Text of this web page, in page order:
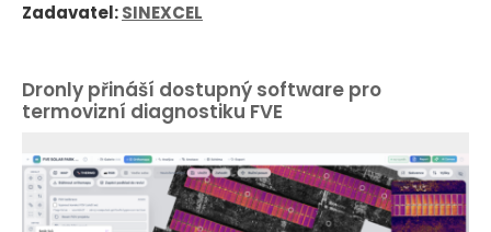
Zadavatel:SINEXCEL
Dronly přináší dostupný software pro
termovizní diagnostiku FVE